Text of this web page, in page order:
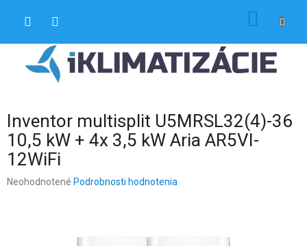
Inventor multisplit U5MRSL32(4)-36
10,5 kW + 4x 3,5 kW Aria AR5VI-
12WiFi
Priemerné
Neohodnotené Podrobnosti hodnotenia